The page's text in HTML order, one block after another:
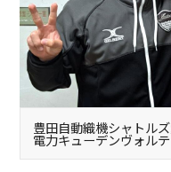
豊田自動織機シャトル
電力キューデンヴォル